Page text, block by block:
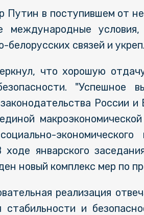
Путин в поступившем от
международные
белорусских связей и
что хорошую
"Успешное
России
январского
новый комплекс мер по
реализация
и